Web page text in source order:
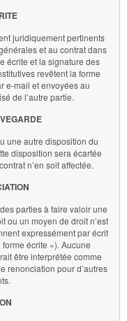
juridiquement pertinents
et au contrat dans
écrite et la signature des
revêtent la forme
e-mail et envoyées au
de l’autre partie.
une autre disposition du
disposition sera écartée
n’en soit affectée.
parties à faire valoir une
ou un moyen de droit n’est
expressément par écrit
écrite »). Aucune
être interprétée comme
renonciation pour d’autres